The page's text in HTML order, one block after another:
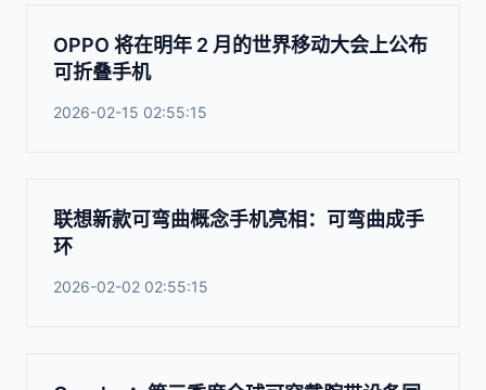
OPPO 将在明年 2 月的世界移动大会上公布
可折叠手机
2026-02-15 02:55:15
联想新款可弯曲概念手机亮相：可弯曲成手
环
2026-02-02 02:55:15